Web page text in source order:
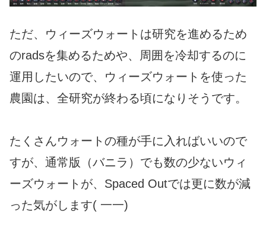
ただ、ウィーズウォートは研究を進めるため
のradsを集めるためや、周囲を冷却するのに
運用したいので、ウィーズウォートを使った
農園は、全研究が終わる頃になりそうです。
たくさんウォートの種が手に入ればいいので
すが、通常版（バニラ）でも数の少ないウィ
ーズウォートが、Spaced Outでは更に数が減
った気がします( 一一)